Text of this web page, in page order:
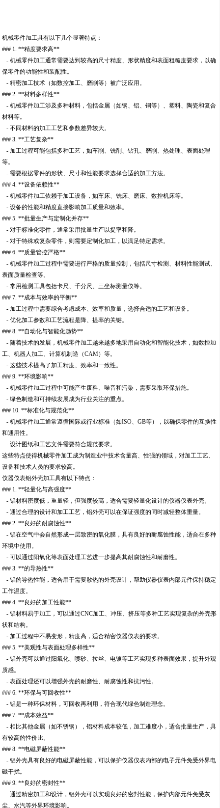
机械零件加工具有以下几个显著特点：
### 1. **精度要求高**
- 机械零件加工通常需要达到较高的尺寸精度、形状精度和表面粗糙度要求，以确
保零件的功能性和装配性。
- 精密加工技术（如数控加工、磨削等）被广泛应用。
### 2. **材料多样性**
- 机械零件加工涉及多种材料，包括金属（如钢、铝、铜等）、塑料、陶瓷和复合
材料等。
- 不同材料的加工工艺和参数差异较大。
### 3. **工艺复杂**
- 加工过程可能包括多种工艺，如车削、铣削、钻孔、磨削、热处理、表面处理
等。
- 需要根据零件的形状、尺寸和性能要求选择合适的加工方法。
### 4. **设备依赖性**
- 机械零件加工依赖于加工设备，如车床、铣床、磨床、数控机床等。
- 设备的性能和精度直接影响加工质量和效率。
### 5. **批量生产与定制化并存**
- 对于标准化零件，通常采用批量生产以提率和降。
- 对于特殊或复杂零件，则需要定制化加工，以满足特定需求。
### 6. **质量管控严格**
- 机械零件加工过程中需要进行严格的质量控制，包括尺寸检测、材料性能测试、
表面质量检查等。
- 常用检测工具包括卡尺、千分尺、三坐标测量仪等。
### 7. **成本与效率的平衡**
- 加工过程中需要综合考虑成本、效率和质量，选择合适的工艺和设备。
- 优化加工参数和工艺流程是降、提率的关键。
### 8. **自动化与智能化趋势**
- 随着技术的发展，机械零件加工越来越多地采用自动化和智能化技术，如数控加
工、机器人加工、计算机制造（CAM）等。
- 这些技术提高了加工精度、效率和一致性。
### 9. **环境影响**
- 机械零件加工过程中可能产生废料、噪音和污染，需要采取环保措施。
- 绿色制造和可持续发展成为行业关注的重点。
### 10. **标准化与规范化**
- 机械零件加工通常遵循国际或行业标准（如ISO、GB等），以确保零件的互换性
和通用性。
- 设计图纸和工艺文件需要符合规范要求。
这些特点使得机械零件加工成为制造业中技术含量高、性强的领域，对加工工艺、
设备和技术人员的要求较高。
仪器仪表铝外壳加工具有以下特点：
### 1. **轻量化与高强度**
- 铝材料密度低，重量轻，但强度较高，适合需要轻量化设计的仪器仪表外壳。
- 通过合理的设计和加工工艺，铝外壳可以在保证强度的同时减轻整体重量。
### 2. **良好的耐腐蚀性**
- 铝在空气中会自然形成一层致密的氧化膜，具有良好的耐腐蚀性能，适合在多种
环境中使用。
- 可以通过阳氧化等表面处理工艺进一步提高其耐腐蚀性和耐磨性。
### 3. **的导热性**
- 铝的导热性能，适合用于需要散热的外壳设计，帮助仪器仪表内部元件保持稳定
工作温度。
### 4. **良好的加工性能**
- 铝材料易于加工，可以通过CNC加工、冲压、挤压等多种工艺实现复杂的外壳形
状和结构。
- 加工过程中不易变形，精度高，适合精密仪器仪表的要求。
### 5. **美观性与表面处理多样性**
- 铝外壳可以通过阳氧化、喷砂、拉丝、电镀等工艺实现多种表面效果，提升外观
质感。
- 表面处理还可以增强外壳的耐磨性、耐腐蚀性和抗污性。
### 6. **环保与可回收性**
- 铝是一种环保材料，可回收再利用，符合现代绿色制造理念。
### 7. **成本效益**
- 相比其他金属（如不锈钢），铝材料成本较低，加工难度小，适合批量生产，具
有较高的性价比。
### 8. **电磁屏蔽性能**
- 铝外壳具有良好的电磁屏蔽性能，可以保护仪器仪表内部的电子元件免受外界电
磁干扰。
### 9. **良好的密封性**
- 通过精密加工和设计，铝外壳可以实现良好的密封性能，保护内部元件免受灰
尘、水汽等外界环境影响。